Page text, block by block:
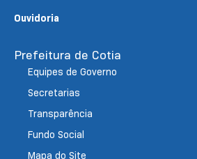
Ouvidoria
Prefeitura de Cotia
Equipes de Governo
Secretarias
Transparência
Fundo Social
Mapa do Site